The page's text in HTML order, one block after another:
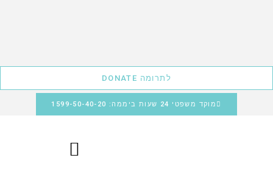
לתרומה DONATE
מוקד משפטי 24 שעות ביממה: 1599-50-40-20